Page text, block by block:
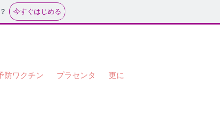
今すぐはじめる
防ワクチン プラセンタ 更に